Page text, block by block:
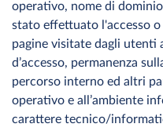
operativo, nome di
stato effettuato l'accesso
pagine visitate dagli
d’accesso, permanenza
percorso interno ed altri
operativo e all’ambiente
carattere tecnico/